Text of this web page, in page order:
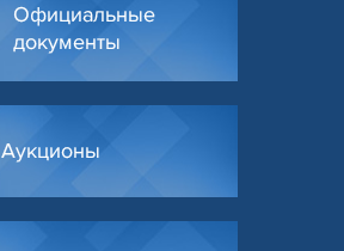
Официальные
документы
Аукционы